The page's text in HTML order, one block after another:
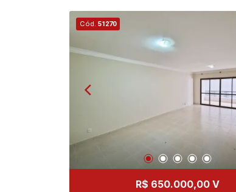
Cód. 51270
R$ 650.000,00 V